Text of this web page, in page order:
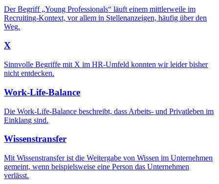
Der Begriff „Young Professionals“ läuft einem mittlerweile im
Recruiting-Kontext, vor allem in Stellenanzeigen, häufig über den
Weg.
X
Sinnvolle Begriffe mit X im HR-Umfeld konnten wir leider bisher
nicht entdecken.
Work-Life-Balance
Die Work-Life-Balance beschreibt, dass Arbeits- und Privatleben im
Einklang sind.
Wissenstransfer
Mit Wissenstransfer ist die Weitergabe von Wissen im Unternehmen
gemeint, wenn beispielsweise eine Person das Unternehmen
verlässt.